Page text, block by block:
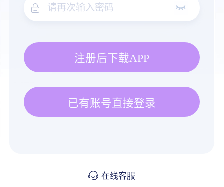
注册后下载APP
已有账号直接登录
在线客服